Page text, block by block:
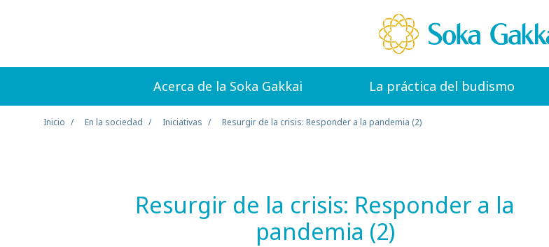
Acerca de la Soka Gakkai La práctica del budismo
Inicio En la sociedad Iniciativas Resurgir de la crisis: Responder a la pandemia (2)
Resurgir de la crisis: Responder a la
pandemia (2)